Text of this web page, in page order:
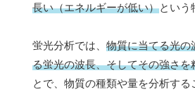
長い（エネルギーが低い）という
蛍光分析では、 物質に当てる光の
る蛍光の波長、そしてその強さを
とで、物質の種類や量を分析する